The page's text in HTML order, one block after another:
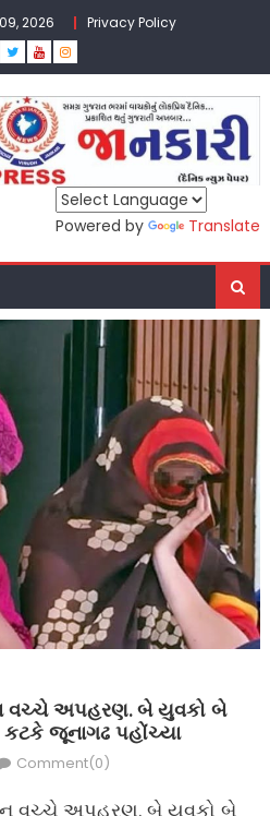
2026 Privacy Policy
Powered by Translate
વચ્ચે અપહરણ. બે યુવકો બે
જૂનાગઢ પહોંચ્યા
Comment(0)
વચ્ચે અપહરણ. બે યુવકો બે